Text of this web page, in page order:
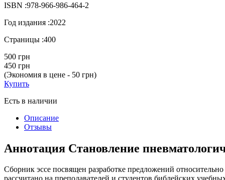
ISBN :978-966-986-464-2
Год издания :2022
Страницы :400
500 грн
450 грн
(Экономия в цене - 50 грн)
Купить
Есть в наличии
Описание
Отзывы
Аннотация Становление
Сборник эссе посвящен разработке предложений